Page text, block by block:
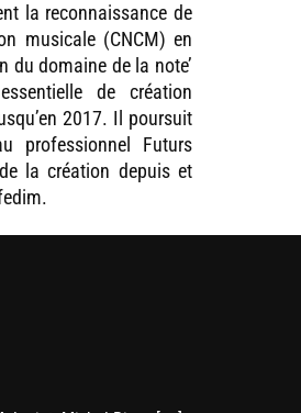
la reconnaissance de
musicale (CNCM) en
du domaine de la note’
de création
2017. Il poursuit
professionnel Futurs
la création depuis et